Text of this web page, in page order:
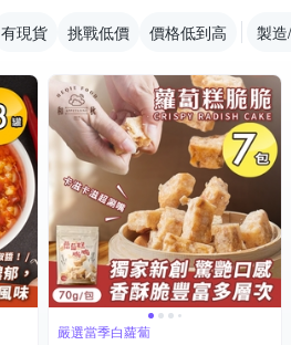
有現貨 挑戰低價 價格低到高 製
嚴選當季白蘿蔔